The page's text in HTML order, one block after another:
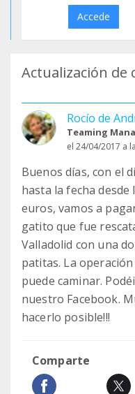
Accede
Actualización de
Rocío de
Teaming
el 24/04/2017 a
Buenos días, con el
hasta la fecha
euros, vamos a
gatito que fue
Valladolid con una
patitas. La
puede caminar.
nuestro Facebook.
hacerlo posible!!!
Comparte